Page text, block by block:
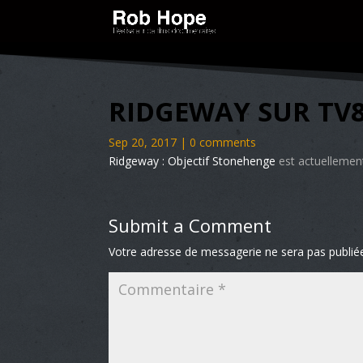
RIDGEWAY SUR
Sep 20, 2017 |0 comments
Ridgeway : Objectif Stonehenge est
Submit a Comment
Votre adresse de messagerie ne sera pas